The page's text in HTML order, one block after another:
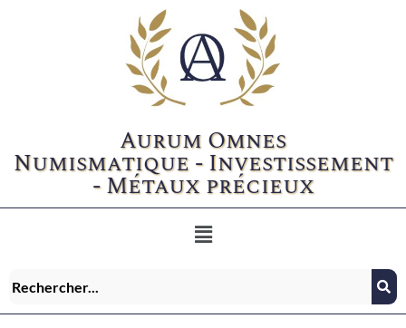
Aurum Omnes
Numismatique - Investissement
- Métaux précieux